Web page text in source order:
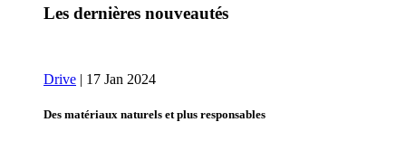
Les dernières nouveautés
Drive | 17 Jan 2024
Des matériaux naturels et plus responsables